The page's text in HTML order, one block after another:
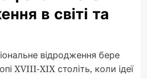
в світі та
відродження бере
XVIII-XIX століть, коли ідеї